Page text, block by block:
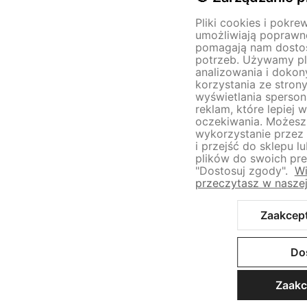
Pliki cookies i
umożliwiają
pomagają nam
potrzeb. Używamy
analizowania i
korzystania ze
wyświetlania
reklam, które lepiej
oczekiwania.
wykorzystanie
i przejść do sklepu
plików do swoich
"Dostosuj zgody".
przeczytasz w